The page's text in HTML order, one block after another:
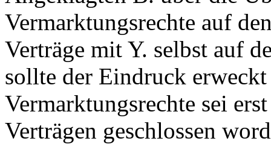
Vermarktungsrechte auf
Verträge mit Y. selbst auf
sollte der Eindruck
Vermarktungsrechte sei
Verträgen geschlossen